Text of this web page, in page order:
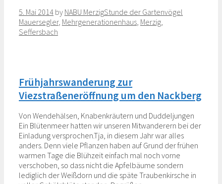
5. Mai 2014 by NABU MerzigCategories
Stunde der Gartenvögel
Mauersegler, Mehrgenerationenhaus, Merzig,
Seffersbach
Frühjahrswanderung zur
Viezstraßeneröffnung um den Nackberg
Von Wendehälsen, Knabenkräutern und Duddeljungen
Ein Blütenmeer hatten wir unseren Mitwanderern bei der
Einladung versprochen.Tja, in diesem Jahr war alles
anders. Denn viele Pflanzen haben auf Grund der frühen
warmen Tage die Blühzeit einfach mal noch vorne
verschoben, so dass nicht die Apfelbäume sondern
lediglich der Weißdorn und die späte Traubenkirsche in